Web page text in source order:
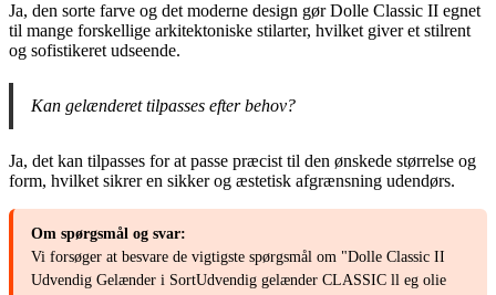
Ja, den sorte farve og det moderne design gør Dolle Classic II egnet
til mange forskellige arkitektoniske stilarter, hvilket giver et stilrent
og sofistikeret udseende.
Kan gelænderet tilpasses efter behov?
Ja, det kan tilpasses for at passe præcist til den ønskede størrelse og
form, hvilket sikrer en sikker og æstetisk afgrænsning udendørs.
Om spørgsmål og svar:
Vi forsøger at besvare de vigtigste spørgsmål om "Dolle Classic II
Udvendig Gelænder i SortUdvendig gelænder CLASSIC ll eg olie